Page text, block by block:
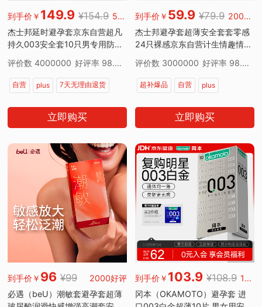
到手价￥ 149.9 ¥154.9
500000好评
杰士邦延时避孕套京东自营超凡
持久003安全套10只男专用防早
评价数 4000000 好评率 98.00%
自营 plus 7天无理由退货
立即购买
到手价￥ 59.9 ¥79.9
200000好评
杰士邦避孕套超薄安全套套零感
24只裸感京东自营计生情趣情侣
评价数 3000000 好评率 98.00%
超补爆品 自营 plus
立即购买
到手价￥ 96 ¥99
2000好评
必遇（beU）潮敏套避孕套超薄
到手价￥ 103.9 ¥108.9
1000000好评
冈本（OKAMOTO）避孕套 进